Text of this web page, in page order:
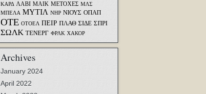
ΚΑΡΔ ΛΑΒΙ ΜΑΙΚ ΜΕΤΟΧΕΣ ΜΛΣ
ΜΠΕΛΑ ΜΥΤΙΛ ΝΗΡ ΝΙΟΥΣ ΟΠΑΠ
ΟΤΕ ΟΤΟΕΛ ΠΕΙΡ ΠΛΑΘ ΣΙΔΕ ΣΠΡΙ
ΣΩΛΚ ΤΕΝΕΡΓ ΦΡΛΚ ΧΑΚΟΡ
Archives
January 2024
April 2022